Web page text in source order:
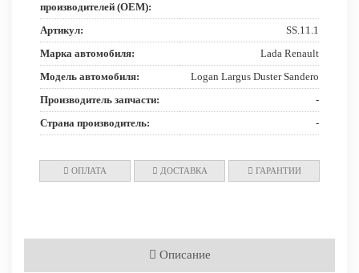
производителей (OEM):
Артикул:
SS.11.1
Марка автомобиля:
Lada Renault
Модель автомобиля:
Logan Largus Duster Sandero
Производитель запчасти:
-
Страна производитель:
-
ОПЛАТА ДОСТАВКА ГАРАНТИИ
Описание